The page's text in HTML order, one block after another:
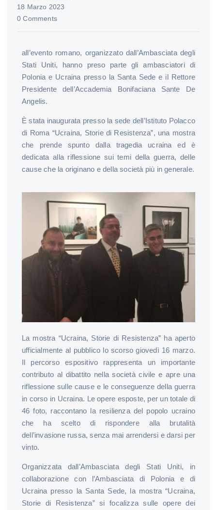
18 Marzo 2023
0 Comments
all’evento romano, organizzato dall’Ambasciata degli
Stati Uniti, hanno preso parte gli ambasciatori di
Polonia e Ucraina presso la Santa Sede e il Rettore
Presidente dell’Accademia Bonifaciana Sante De
Angelis.
È stata inaugurata presso la sede dell’Istituto Polacco
di Roma “Ucraina, Storie di Resistenza”, una mostra
che prende spunto dalla tragedia ucraina ed è
dedicata alla riflessione sui temi della guerra, delle
cause che la originano e della società più in generale.
La mostra “Ucraina, Storie di Resistenza” ha aperto
ufficialmente al pubblico lo scorso giovedì 16 marzo.
Il percorso espositivo rappresenta un importante
contributo al dibattito nella società civile e apre una
riflessione sulle cause e le conseguenze della guerra
in corso in Ucraina. Le opere esposte, per un totale di
46 foto, raccontano la resilienza del popolo ucraino
che ha scelto di rispondere alla brutalità
dell’invasione russa, senza mai arrendersi e darsi per
vinto.
Organizzata dall’Ambasciata degli Stati Uniti, in
collaborazione con l’Ambasciata di Polonia e di
Ucraina presso la Santa Sede, la mostra “Ucraina,
Storie di Resistenza” si focalizza sulle opere dei